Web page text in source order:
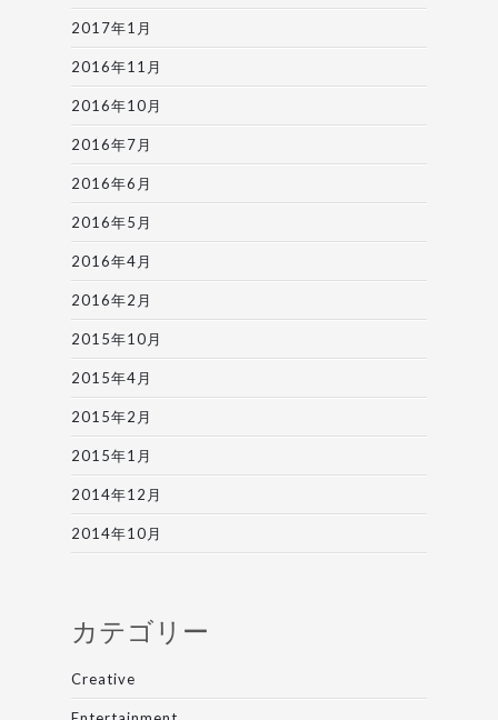
2017年1月
2016年11月
2016年10月
2016年7月
2016年6月
2016年5月
2016年4月
2016年2月
2015年10月
2015年4月
2015年2月
2015年1月
2014年12月
2014年10月
カテゴリー
Creative